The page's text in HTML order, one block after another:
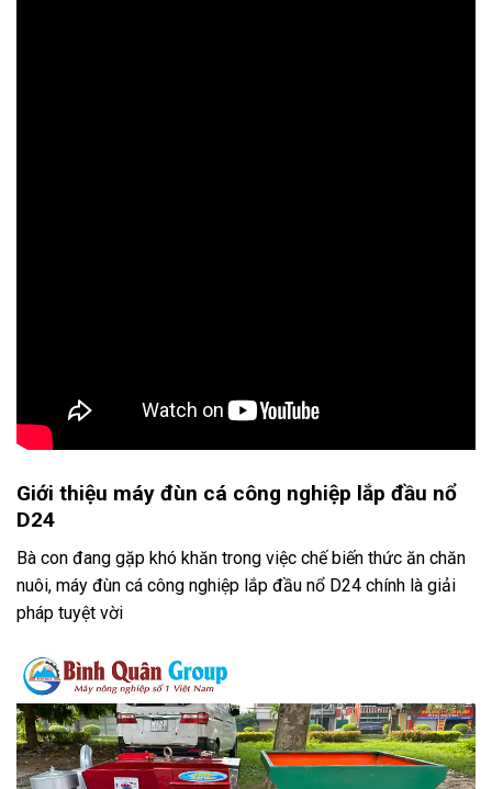
Giới thiệu máy đùn cá công nghiệp lắp đầu nổ
D24
Bà con đang gặp khó khăn trong việc chế biến thức ăn chăn
nuôi, máy đùn cá công nghiệp lắp đầu nổ D24 chính là giải
pháp tuyệt vời